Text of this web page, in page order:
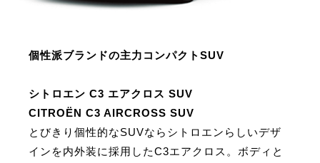
個性派ブランドの主力コンパクトSUV
シトロエン C3 エアクロス SUV
CITROËN C3 AIRCROSS SUV
とびきり個性的なSUVならシトロエンらしいデザ
インを内外装に採用したC3エアクロス。ボディと